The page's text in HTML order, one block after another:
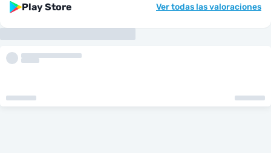
Play Store Ver todas las valoraciones